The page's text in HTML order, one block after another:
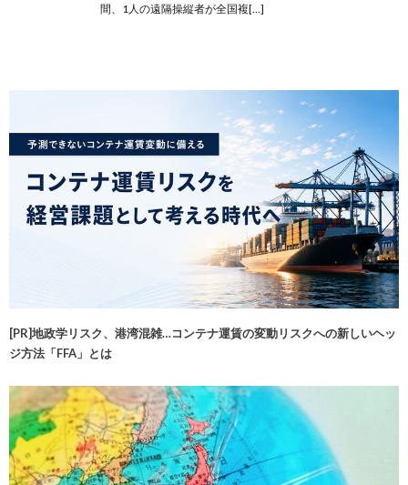
間、1人の遠隔操縦者が全国複[…]
[PR]地政学リスク、港湾混雑…コンテナ運賃の変動リスクへの新しいヘッ
ジ方法「FFA」とは